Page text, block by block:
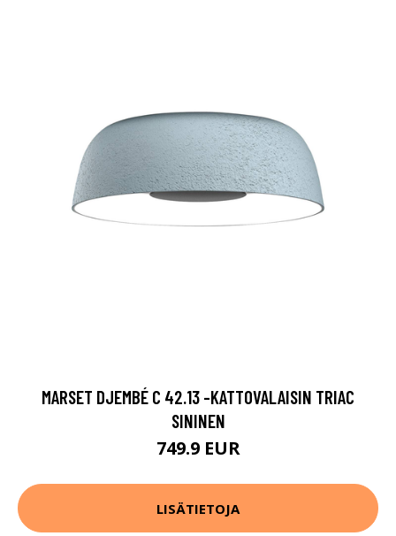
MARSET DJEMBÉ C 42.13 -KATTOVALAISIN TRIAC
SININEN
749.9 EUR
LISÄTIETOJA